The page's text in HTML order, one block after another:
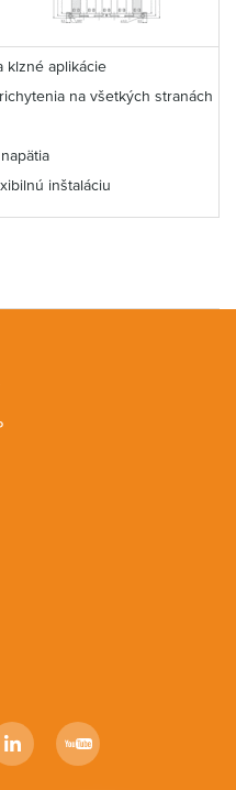
klzné aplikácie
na všetkých stranách
inštaláciu
LinkedIn YouTube